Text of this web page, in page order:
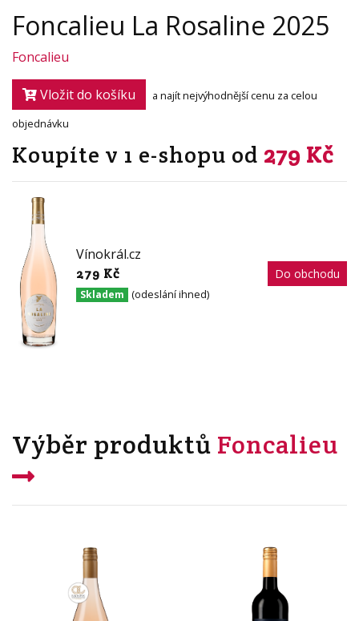
Foncalieu La Rosaline 2025
Foncalieu
Vložit do košíku
a najít nejvýhodnější cenu za celou
objednávku
Koupíte v 1 e-shopu od 279 Kč
Vínokrál.cz
279 Kč
Skladem (odeslání ihned)
Do obchodu
Výběr produktů Foncalieu